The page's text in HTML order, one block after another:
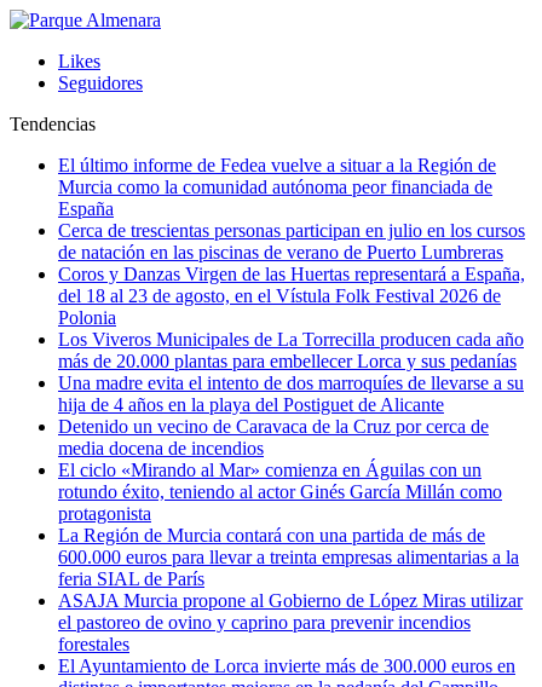
Likes
Seguidores
Tendencias
El último informe de Fedea vuelve a situar a la Región de
Murcia como la comunidad autónoma peor financiada de
España
Cerca de trescientas personas participan en julio en los cursos
de natación en las piscinas de verano de Puerto Lumbreras
Coros y Danzas Virgen de las Huertas representará a España,
del 18 al 23 de agosto, en el Vístula Folk Festival 2026 de
Polonia
Los Viveros Municipales de La Torrecilla producen cada año
más de 20.000 plantas para embellecer Lorca y sus pedanías
Una madre evita el intento de dos marroquíes de llevarse a su
hija de 4 años en la playa del Postiguet de Alicante
Detenido un vecino de Caravaca de la Cruz por cerca de
media docena de incendios
El ciclo «Mirando al Mar» comienza en Águilas con un
rotundo éxito, teniendo al actor Ginés García Millán como
protagonista
La Región de Murcia contará con una partida de más de
600.000 euros para llevar a treinta empresas alimentarias a la
feria SIAL de París
ASAJA Murcia propone al Gobierno de López Miras utilizar
el pastoreo de ovino y caprino para prevenir incendios
forestales
El Ayuntamiento de Lorca invierte más de 300.000 euros en